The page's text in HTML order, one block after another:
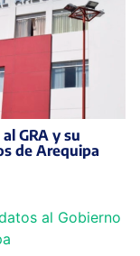
GRA y su
de Arequipa